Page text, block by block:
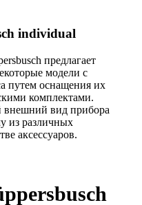
individual
предлагает
модели с
путем оснащения их
комплектами.
вид прибора
из различных
аксессуаров.